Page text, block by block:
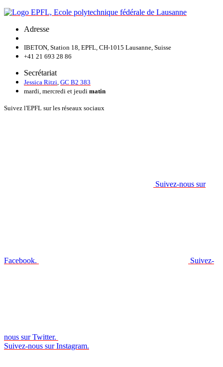
Adresse
IBETON, Station 18, EPFL, CH-1015 Lausanne, Suisse
+41 21 693 28 86
Secrétariat
Jessica Ritzi GC B2 383
mardi, mercredi et jeudi matin
Suivez l'EPFL sur les réseaux sociaux
Suivez-nous sur
Facebook. Suivez-
nous sur Twitter.
Suivez-nous sur Instagram.